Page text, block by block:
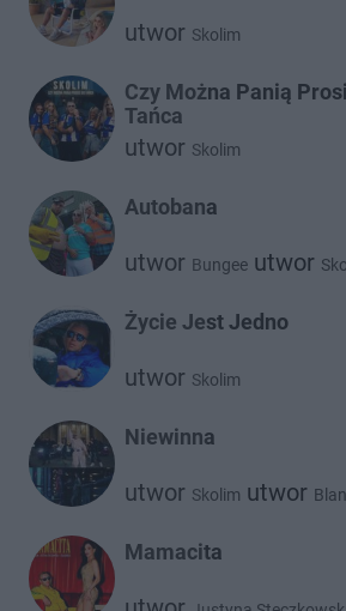
utwor Skolim
Czy Można Panią
Tańca
utwor Skolim
Autobana
utwor Bungee utwor
Życie Jest Jedno
utwor Skolim
Niewinna
utwor Skolim utwor
Mamacita